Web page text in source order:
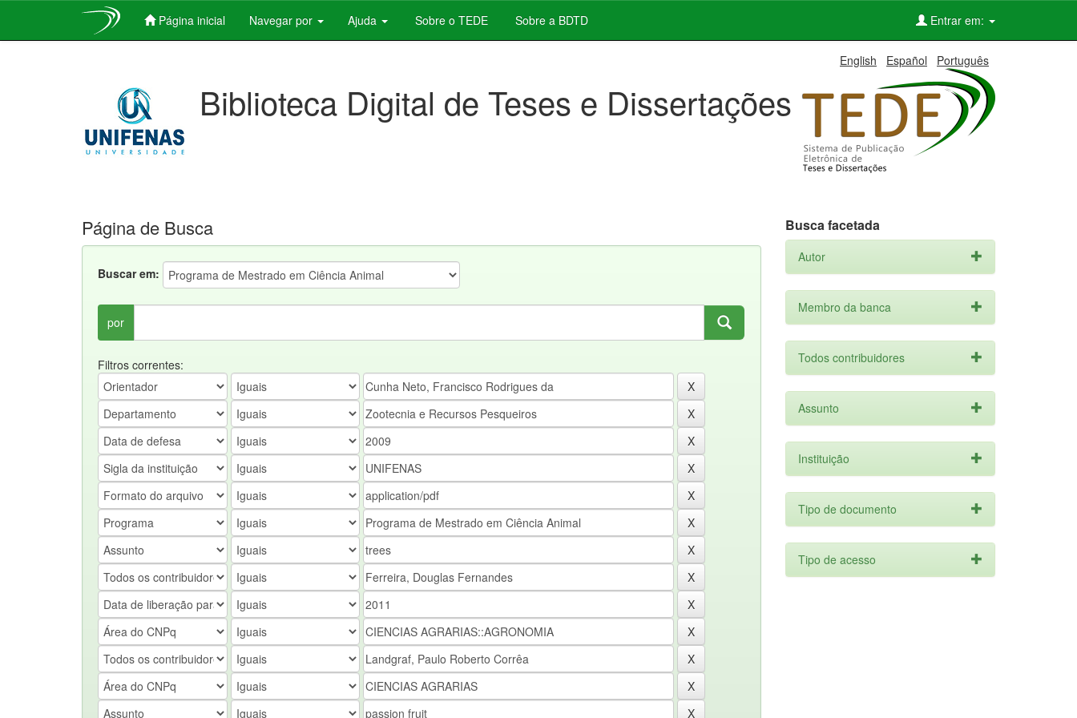
Página inicial Navegar por Ajuda Sobre o TEDE Sobre a BDTD Entrar em:
English Español Português
Biblioteca Digital de Teses e Dissertações
Página de Busca
Buscar em:
por
Filtros correntes:
Busca facetada
Autor
Membro da banca
Todos contribuidores
Assunto
Instituição
Tipo de documento
Tipo de acesso